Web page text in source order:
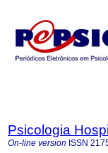
Psicologia
On-line version ISSN